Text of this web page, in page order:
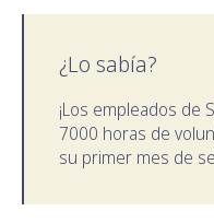
¿Lo sabía?
¡Los empleados de
7000 horas de
su primer mes de